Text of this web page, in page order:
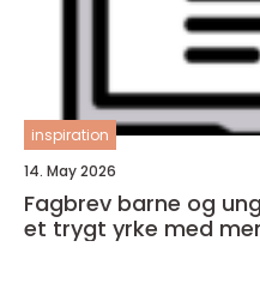
inspiration
14. May 2026
Fagbrev barne og
et trygt yrke med